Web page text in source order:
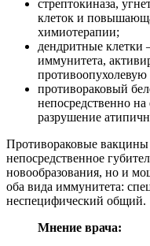
стрептокиназа,
клеток и
химиотерапии;
дендритные
иммунитета,
противоопухолевую
противораковый
непосредственно
разрушение
Противораковые вакцины
непосредственное
новообразования, но и
оба вида иммунитета:
неспецифический общий.
Мнение врача: